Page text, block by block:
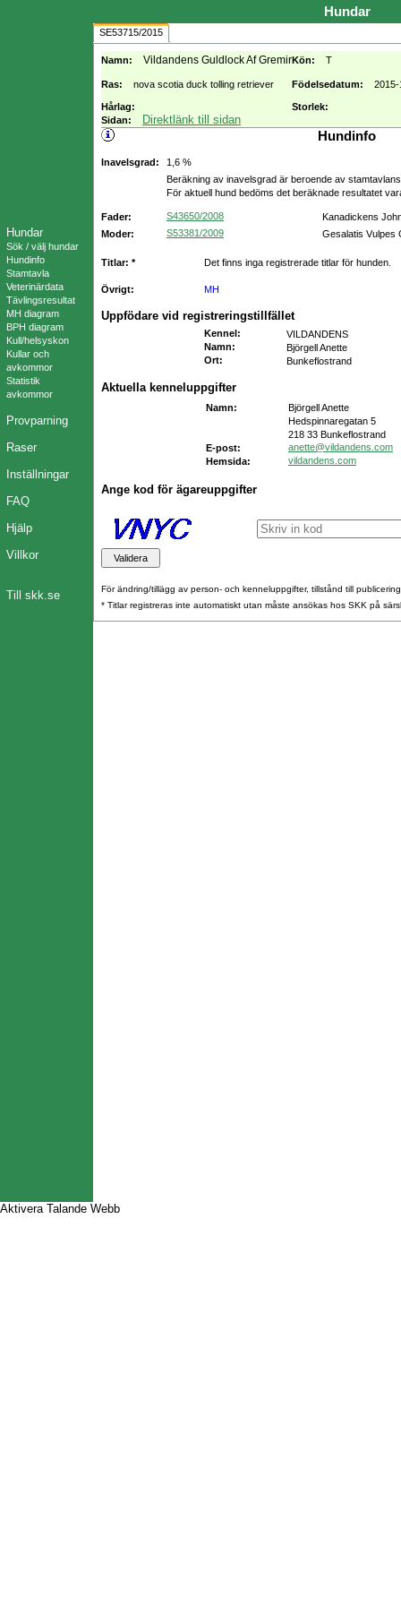
Hundar
Sök / välj hundar
Hundinfo
Stamtavla
Veterinärdata
Tävlingsresultat
MH diagram
BPH diagram
Kull/helsyskon
Kullar och
avkommor
Statistik
avkommor
Provparning
Raser
Inställningar
FAQ
Hjälp
Villkor
Till skk.se
Hundar
SE53715/2015
Namn: Vildandens Guldlock Af GremirKön: T
Ras: nova scotia duck tolling retriever Födelsedatum:
Hårlag:
Storlek:
Sidan:
Direktlänk till sidan
Hundinfo
Inavelsgrad:
1,6 %
Beräkning av inavelsgrad är beroende av
För aktuell hund bedöms det beräknade resultatet
Fader: S43650/2008
Kanadickens
Moder:
S53381/2009 Gesalatis Vulpes
Titlar: * Det finns inga registrerade titlar för hunden.
Övrigt: MH
Uppfödare vid registreringstillfället
Kennel :
VILDANDENS
Namn:
Björgell Anette
Ort: Bunkeflostrand
Aktuella kenneluppgifter
Namn:
Björgell Anette
Hedspinnaregatan 5
218 33 Bunkeflostrand
E-post:
anette@vildandens.com
Hemsida:
vildandens.com
Ange kod för ägareuppgifter
För ändring/tillägg av person- och kenneluppgifter, tillstånd till
* Titlar registreras inte automatiskt utan måste ansökas hos SKK på
Aktivera Talande Webb